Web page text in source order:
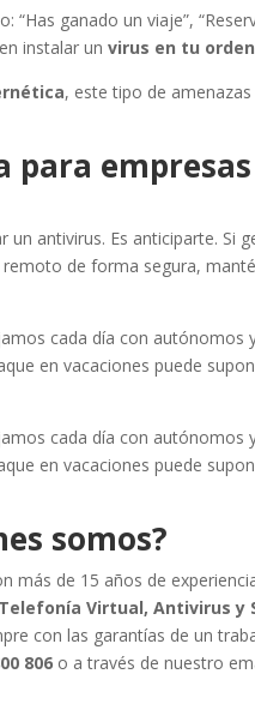
ganado un viaje”,
instalar unvirus en tu
, este tipo de
para
un antivirus. Es anticiparte. Si
de forma segura,
cada día con autónomos
en vacaciones puede
cada día con autónomos
en vacaciones puede
somos?
más de 15 años de
Telefonía Virtual, Antivirus y
con las garantías de un
806 o a través de nuestro